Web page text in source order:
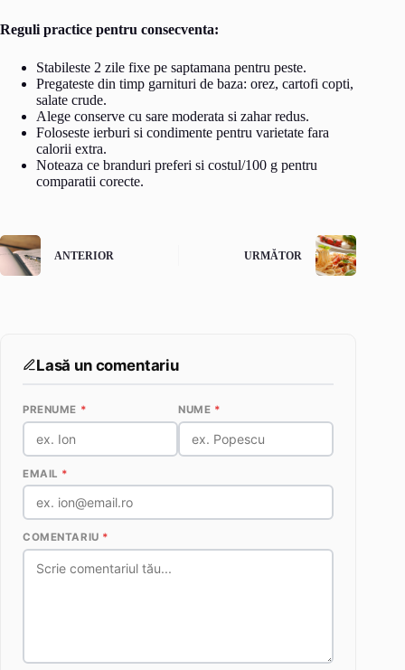
Reguli practice pentru consecventa:
Stabileste 2 zile fixe pe saptamana pentru peste.
Pregateste din timp garnituri de baza: orez, cartofi copti,
salate crude.
Alege conserve cu sare moderata si zahar redus.
Foloseste ierburi si condimente pentru varietate fara
calorii extra.
Noteaza ce branduri preferi si costul/100 g pentru
comparatii corecte.
ANTERIOR URMĂTOR
Lasă un comentariu
PRENUME * NUME *
EMAIL *
COMENTARIU *